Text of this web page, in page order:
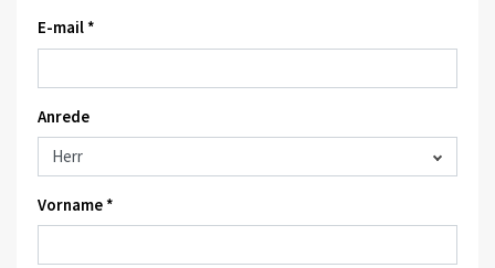
E-mail *
Anrede
Vorname *